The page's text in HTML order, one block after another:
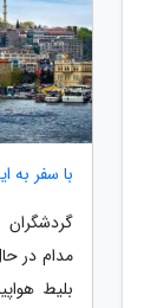
با سفر به این 6 شهر، همه دنیا را
گردشگران
مدام در
بلیط